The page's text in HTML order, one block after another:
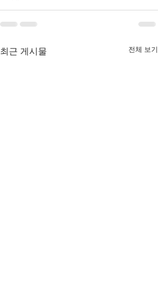
최근 게시물 전체 보기